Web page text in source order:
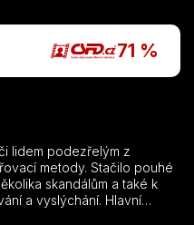
71 %
lidem podezřelým z
metody. Stačilo pouhé
skandálům a také k
a vyslýchání. Hlavní
Daniel Jones (Adam